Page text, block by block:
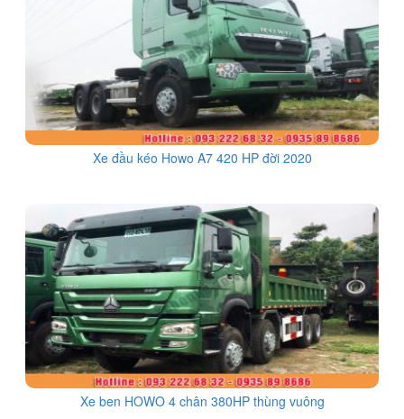
Xe đầu kéo Howo A7 420 HP đời 2020
Xe ben HOWO 4 chân 380HP thùng vuông